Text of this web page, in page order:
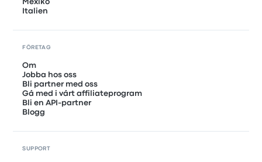
Mexiko
Italien
FÖRETAG
Om
Jobba hos oss
Bli partner med oss
Gå med i vårt affiliateprogram
Bli en API-partner
Blogg
SUPPORT